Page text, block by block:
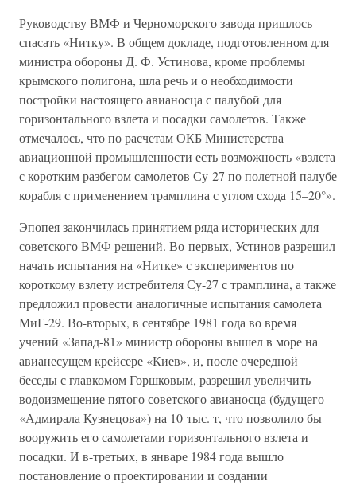
Руководству ВМФ и Черноморского завода пришлось
спасать «Нитку». В общем докладе, подготовленном для
министра обороны Д. Ф. Устинова, кроме проблемы
крымского полигона, шла речь и о необходимости
постройки настоящего авианосца с палубой для
горизонтального взлета и посадки самолетов. Также
отмечалось, что по расчетам ОКБ Министерства
авиационной промышленности есть возможность «взлета
с коротким разбегом самолетов Су-27 по полетной палубе
корабля с применением трамплина с углом схода 15–20°».
Эпопея закончилась принятием ряда исторических для
советского ВМФ решений. Во-первых, Устинов разрешил
начать испытания на «Нитке» с экспериментов по
короткому взлету истребителя Су-27 с трамплина, а также
предложил провести аналогичные испытания самолета
МиГ-29. Во-вторых, в сентябре 1981 года во время
учений «Запад-81» министр обороны вышел в море на
авианесущем крейсере «Киев», и, после очередной
беседы с главкомом Горшковым, разрешил увеличить
водоизмещение пятого советского авианосца (будущего
«Адмирала Кузнецова») на 10 тыс. т, что позволило бы
вооружить его самолетами горизонтального взлета и
посадки. И в-третьих, в январе 1984 года вышло
постановление о проектировании и создании